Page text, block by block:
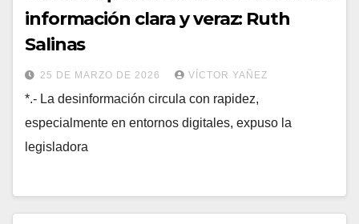
información clara y veraz: Ruth
Salinas
25 DE MARZO DE 2026 VÍCTOR YAÑEZ
*.- La desinformación circula con rapidez,
especialmente en entornos digitales, expuso la
legisladora